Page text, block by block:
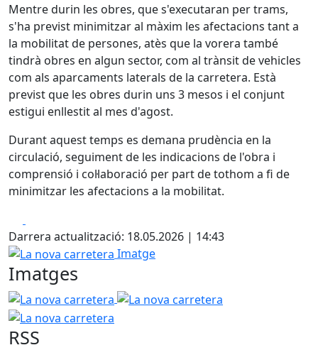
Mentre durin les obres, que s'executaran per trams,
s'ha previst minimitzar al màxim les afectacions tant a
la mobilitat de persones, atès que la vorera també
tindrà obres en algun sector, com al trànsit de vehicles
com als aparcaments laterals de la carretera. Està
previst que les obres durin uns 3 mesos i el conjunt
estigui enllestit al mes d'agost.
Durant aquest temps es demana prudència en la
circulació, seguiment de les indicacions de l'obra i
comprensió i col·laboració per part de tothom a fi de
minimitzar les afectacions a la mobilitat.
Darrera actualització: 18.05.2026 | 14:43
La nova carretera
Imatge
Imatges
La nova carretera La nova carretera
RSS